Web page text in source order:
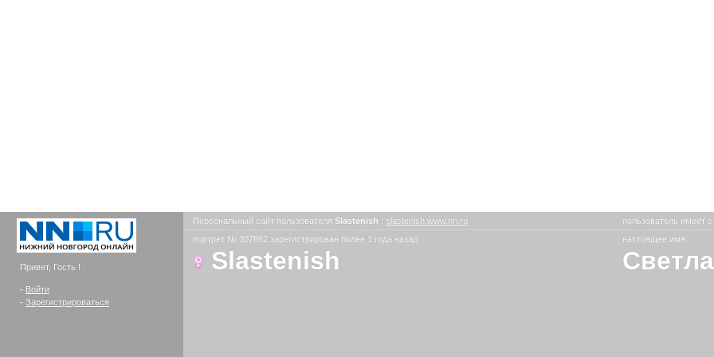
Привет, Гость !
- Войти
- Зарегистрироваться
Персональный сайт пользователя Slastenish : slastenish.www.nn.ru пользователь имеет
портрет № 307862 зарегистрирован более 1 года назад
Slastenish
настоящее имя: